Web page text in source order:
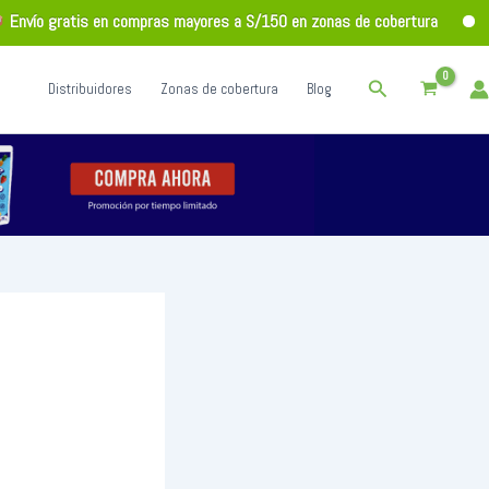
gratis en compras mayores a S/150 en zonas de cobertura
Distribuidores Zonas de cobertura Blog Buscar